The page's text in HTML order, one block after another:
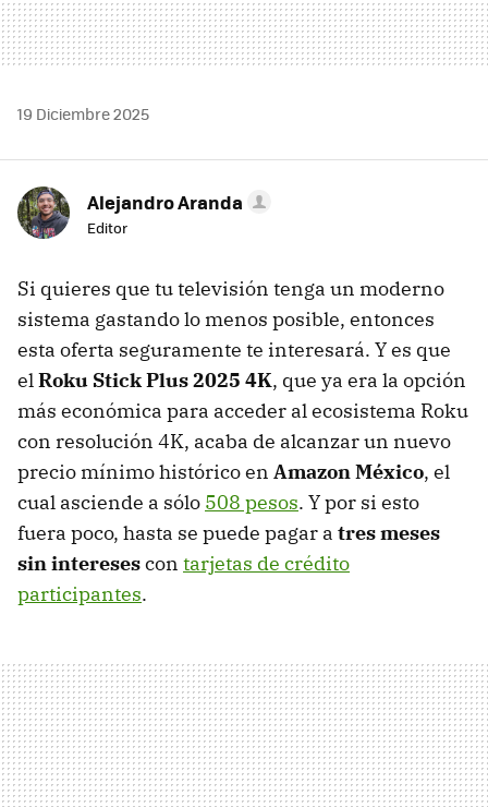
19 Diciembre 2025
Alejandro Aranda
Editor
Si quieres que tu televisión tenga un moderno
sistema gastando lo menos posible, entonces
esta oferta seguramente te interesará. Y es que
elRoku Stick Plus 2025 4K, que ya era la opción
más económica para acceder al ecosistema Roku
con resolución 4K, acaba de alcanzar un nuevo
precio mínimo histórico en Amazon México, el
cual asciende a sólo 508 pesos. Y por si esto
fuera poco, hasta se puede pagar a tres meses
sin interesescon tarjetas de crédito
participantes.